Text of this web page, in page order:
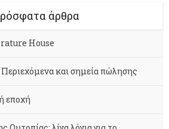
άρθρα
House
και σημεία πώλησης
εποχή